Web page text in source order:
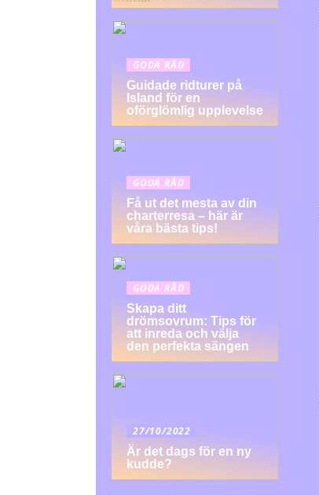
GODA RÅD
Guidade ridturer på
Island för en
oförglömlig upplevelse
GODA RÅD
Få ut det mesta av din
charterresa – här är
våra bästa tips!
GODA RÅD
Skapa ditt
drömsovrum: Tips för
att inreda och välja
den perfekta sängen
27/10/2022
Är det dags för en ny
kudde?